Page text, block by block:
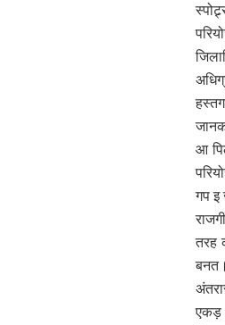
आ
गप इ
तरह
एकड़